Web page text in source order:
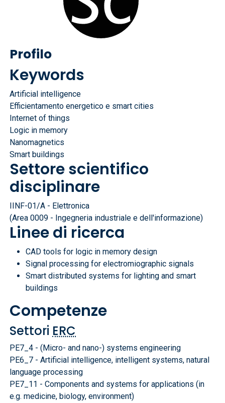
Profilo
Keywords
Artificial intelligence
Efficientamento energetico e smart cities
Internet of things
Logic in memory
Nanomagnetics
Smart buildings
Settore scientifico
disciplinare
IINF-01/A - Elettronica
(Area 0009 - Ingegneria industriale e dell'informazione)
Linee di ricerca
CAD tools for logic in memory design
Signal processing for electromiographic signals
Smart distributed systems for lighting and smart
buildings
Competenze
Settori ERC
PE7_4 - (Micro- and nano-) systems engineering
PE6_7 - Artificial intelligence, intelligent systems, natural
language processing
PE7_11 - Components and systems for applications (in
e.g. medicine, biology, environment)